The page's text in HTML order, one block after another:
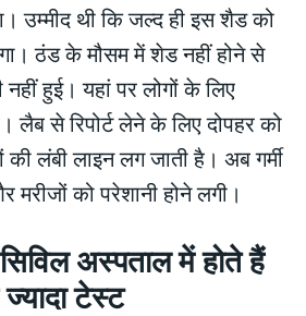
उम्मीद थी कि जल्द ही इस शैड को
ठंड के मौसम में शेड नहीं होने से
नहीं हुई। यहां पर लोगों के लिए
लैब से रिपोर्ट लेने के लिए दोपहर को
लंबी लाइन लग जाती है। अब गर्मी
को परेशानी होने लगी।
अस्पताल में होते हैं
टेस्ट